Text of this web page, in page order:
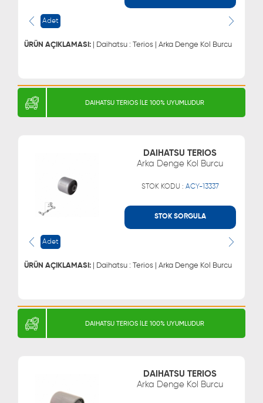
Adet
ÜRÜN AÇIKLAMASI: | Daihatsu : Terios | Arka Denge Kol Burcu
0543 329 21 55
DAIHATSU TERIOS İLE 100% UYUMLUDUR
DAIHATSU TERIOS
Arka Denge Kol Burcu
STOK KODU : ACY-13337
STOK SORGULA
Adet
ÜRÜN AÇIKLAMASI: | Daihatsu : Terios | Arka Denge Kol Burcu
0543 329 21 55
DAIHATSU TERIOS İLE 100% UYUMLUDUR
DAIHATSU TERIOS
Arka Denge Kol Burcu